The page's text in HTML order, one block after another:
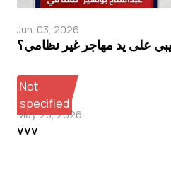
Jun. 03, 2026
على يد مهاجر غير نظامي؟
Not
specified
May. 28, 2026
vvv